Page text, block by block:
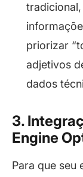
tradicional,
priorizar
adjetivos
dados
3.
Engine
Para que seu